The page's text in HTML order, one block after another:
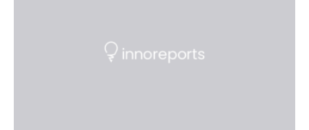
Zusammenarbeit mit dem Institut für Akustik und